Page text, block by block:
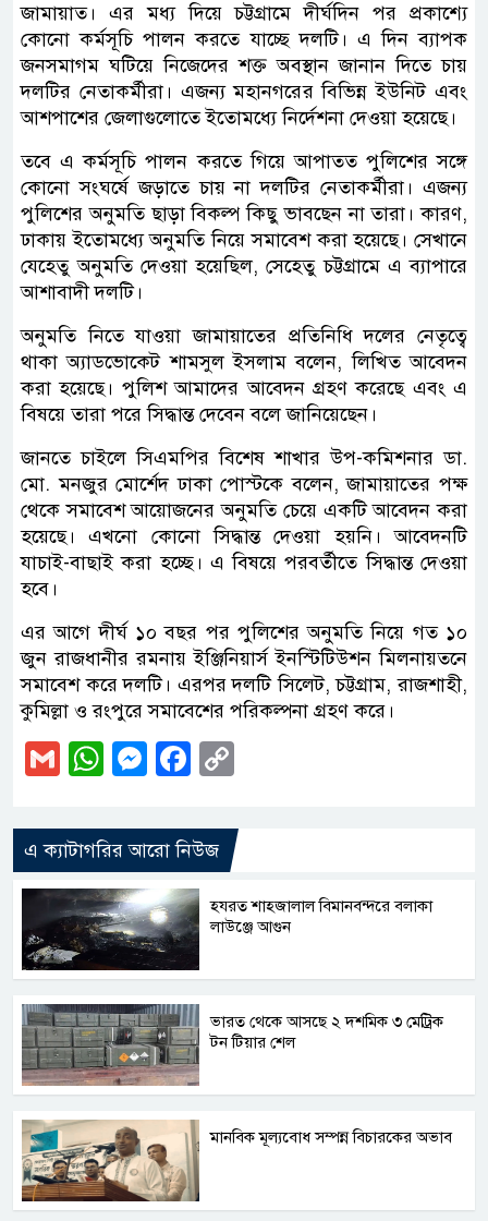
জামায়াত। এর মধ্য দিয়ে চট্টগ্রামে দীর্ঘদিন পর প্রকাশ্যে
কোনো কর্মসূচি পালন করতে যাচ্ছে দলটি। এ দিন ব্যাপক
জনসমাগম ঘটিয়ে নিজেদের শক্ত অবস্থান জানান দিতে চায়
দলটির নেতাকর্মীরা। এজন্য মহানগরের বিভিন্ন ইউনিট এবং
আশপাশের জেলাগুলোতে ইতোমধ্যে নির্দেশনা দেওয়া হয়েছে।
তবে এ কর্মসূচি পালন করতে গিয়ে আপাতত পুলিশের সঙ্গে
কোনো সংঘর্ষে জড়াতে চায় না দলটির নেতাকর্মীরা। এজন্য
পুলিশের অনুমতি ছাড়া বিকল্প কিছু ভাবছেন না তারা। কারণ,
ঢাকায় ইতোমধ্যে অনুমতি নিয়ে সমাবেশ করা হয়েছে। সেখানে
যেহেতু অনুমতি দেওয়া হয়েছিল, সেহেতু চট্টগ্রামে এ ব্যাপারে
আশাবাদী দলটি।
অনুমতি নিতে যাওয়া জামায়াতের প্রতিনিধি দলের নেতৃত্বে
থাকা অ্যাডভোকেট শামসুল ইসলাম বলেন, লিখিত আবেদন
করা হয়েছে। পুলিশ আমাদের আবেদন গ্রহণ করেছে এবং এ
বিষয়ে তারা পরে সিদ্ধান্ত দেবেন বলে জানিয়েছেন।
জানতে চাইলে সিএমপির বিশেষ শাখার উপ-কমিশনার ডা.
মো. মনজুর মোর্শেদ ঢাকা পোস্টকে বলেন, জামায়াতের পক্ষ
থেকে সমাবেশ আয়োজনের অনুমতি চেয়ে একটি আবেদন করা
হয়েছে। এখনো কোনো সিদ্ধান্ত দেওয়া হয়নি। আবেদনটি
যাচাই-বাছাই করা হচ্ছে। এ বিষয়ে পরবর্তীতে সিদ্ধান্ত দেওয়া
হবে।
এর আগে দীর্ঘ ১০ বছর পর পুলিশের অনুমতি নিয়ে গত ১০
জুন রাজধানীর রমনায় ইঞ্জিনিয়ার্স ইনস্টিটিউশন মিলনায়তনে
সমাবেশ করে দলটি। এরপর দলটি সিলেট, চট্টগ্রাম, রাজশাহী,
কুমিল্লা ও রংপুরে সমাবেশের পরিকল্পনা গ্রহণ করে।
GmailWhatsApp
Messenger
Facebook
এ ক্যাটাগরির আরো নিউজ
হযরত শাহজালাল বিমানবন্দরে বলাকা
লাউঞ্জে আগুন
ভারত থেকে আসছে ২ দশমিক ৩ মেট্রিক
টন টিয়ার শেল
মানবিক মূল্যবোধ সম্পন্ন বিচারকের অভাব